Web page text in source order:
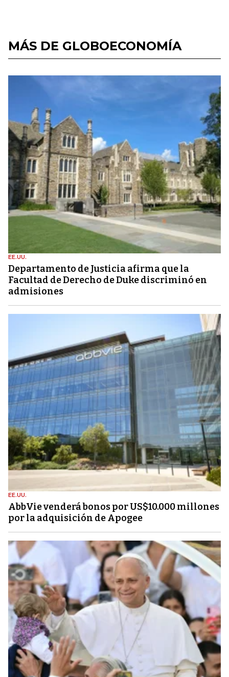
MÁS DE GLOBOECONOMÍA
EE.UU.
Departamento de Justicia afirma que la
Facultad de Derecho de Duke discriminó en
admisiones
EE.UU.
AbbVie venderá bonos por US$10.000 millones
por la adquisición de Apogee